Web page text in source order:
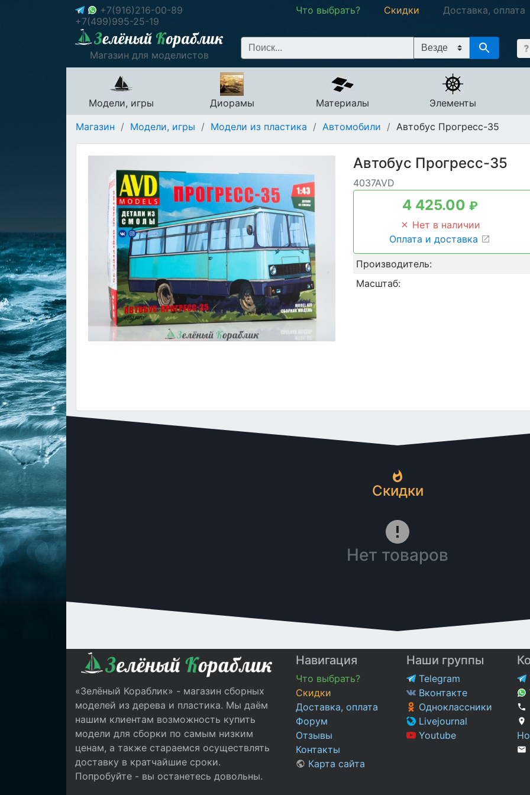
+7(916)216-00-89
+7(499)995-25-19
Что выбрать? Скидки Доставка, оплата
Магазин для моделистов
Модели, игры Диорамы Материалы
Элементы
Магазин / Модели, игры / Модели из пластика / Автомобили / Автобус Прогресс-35
Автобус Прогресс-35
4037AVD
4 425.00 ₽
Нет в наличии
Оплата и доставка
Производитель:
Масштаб:
Скидки
Нет товаров
«Зелёный Кораблик» - магазин сборных
моделей из дерева и пластика. Мы даём
нашим клиентам возможность купить
модели для сборки по самым низким
ценам, а также стараемся осуществлять
доставку в кратчайшие сроки.
Попробуйте - вы останетесь довольны.
Навигация
Что выбрать?
Скидки
Доставка, оплата
Форум
Отзывы
Контакты
Карта сайта
Наши группы
Telegram
Вконтакте
Одноклассники
Livejournal
Youtube